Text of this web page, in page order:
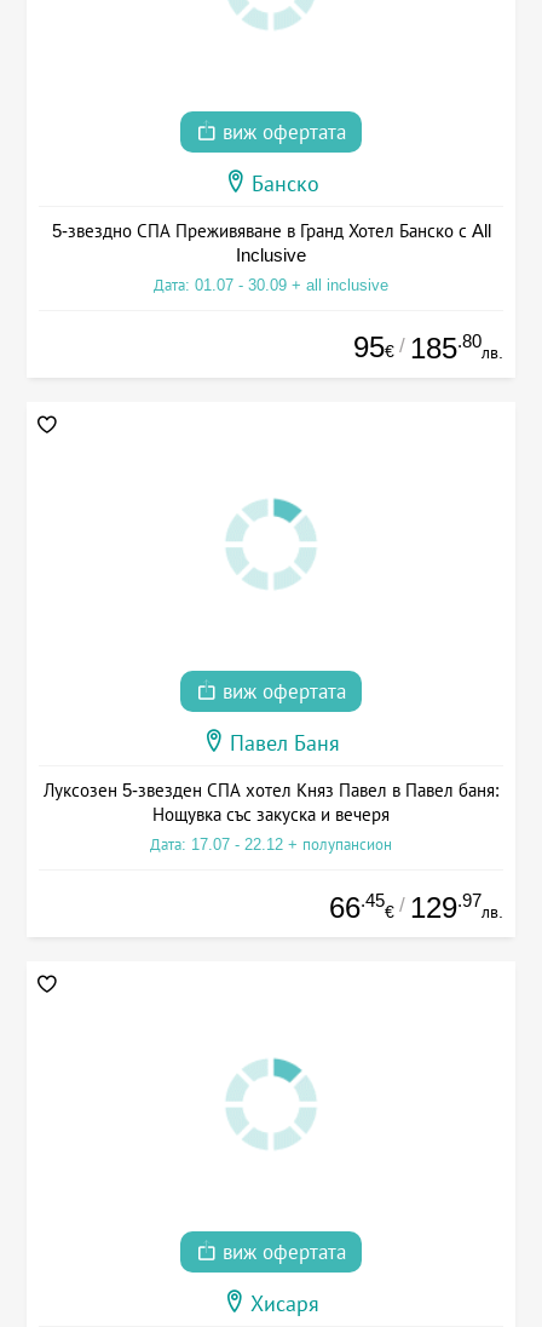
виж офертата
Банско
5-звездно СПА Преживяване в Гранд Хотел Банско с All
Inclusive
Дата: 01.07 - 30.09 + all inclusive
95€ / 185.80
лв.
виж офертата
Павел Баня
Луксозен 5-звезден СПА хотел Княз Павел в Павел баня:
Нощувка със закуска и вечеря
Дата: 17.07 - 22.12 + полупансион
66.45
€ / 129.97
лв.
виж офертата
Хисаря